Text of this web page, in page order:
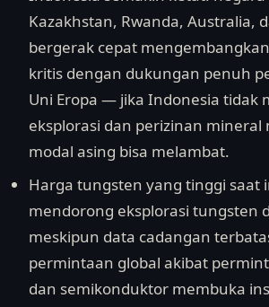
Kazakhstan, Rwanda, Australia,
bergerak cepat
kritis dengan dukungan penuh
Uni Eropa — jika Indonesia tidak
eksplorasi dan perizinan mineral
modal asing bisa melambat.
Harga tungsten yang tinggi saat
mendorong eksplorasi tungsten
meskipun data cadangan
permintaan global akibat
dan semikonduktor membuka